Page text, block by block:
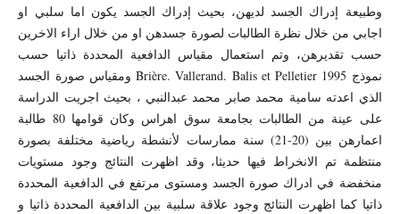
وطبيعة إدراك الجسد لديهن، بحيث إدراك الجسد يكون اما سلبي او
اجابي من خلال نظرة الطالبات لصورة جسدهن او من خلال اراء الاخرين
حسب تقديرهن، وتم استعمال مقياس الدافعية المحددة ذاتيا حسب
نموذج Brière. Vallerand. Balis et Pelletier 1995 ومقياس صورة الجسد
الذي اعدته سامية محمد صابر محمد عبدالنبي ، بحيث اجريت الدراسة
على عينة من الطالبات بجامعة سوق اهراس وكان قوامها 80 طالبة
اعمارهن بين (20-21) سنة ممارسات لأنشطة رياضية مختلفة بصورة
منتظمة تم الانخراط فيها حديثا، وقد اظهرت النتائج وجود مستويات
منخفضة في ادراك صورة الجسد ومستوى مرتفع في الدافعية المحددة
ذاتيا كما اظهرت النتائج وجود علاقة سلبية بين الدافعية المحددة ذاتيا و